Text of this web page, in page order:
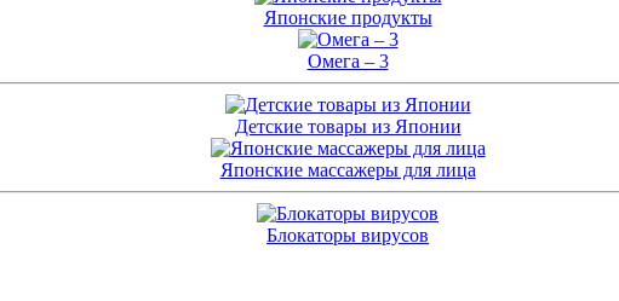
Японские продукты
Омега – 3
Детские товары из Японии
Японские массажеры для лица
Блокаторы вирусов